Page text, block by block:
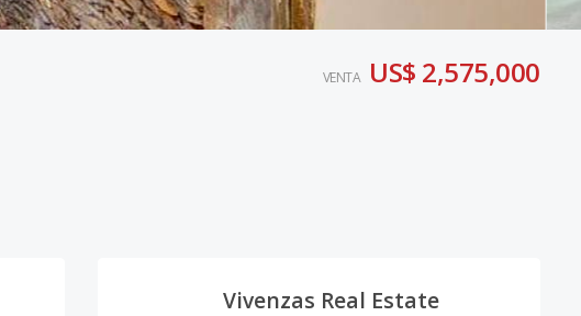
VENTA US$ 2,575,000
Vivenzas Real Estate